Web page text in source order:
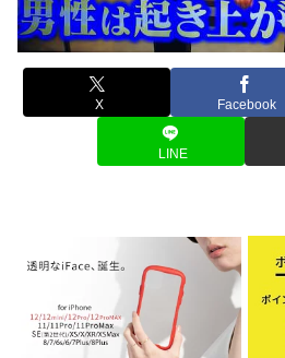
X Facebook
LINE